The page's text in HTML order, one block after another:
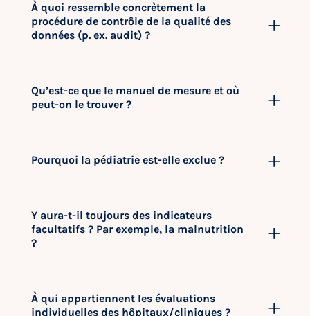
À quoi ressemble concrètement la
procédure de contrôle de la qualité des
données (p. ex. audit) ?
Qu’est-ce que le manuel de mesure et où
peut-on le trouver ?
Pourquoi la pédiatrie est-elle exclue ?
Y aura-t-il toujours des indicateurs
facultatifs ? Par exemple, la malnutrition
?
À qui appartiennent les évaluations
individuelles des hôpitaux/cliniques ?